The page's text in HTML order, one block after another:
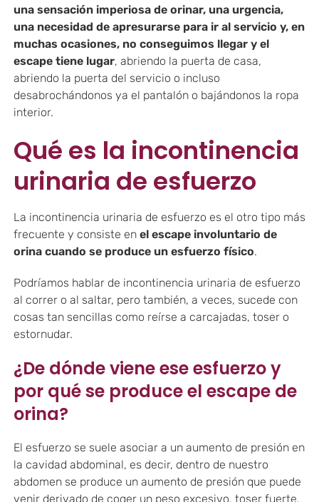
una sensación imperiosa de orinar, una urgencia,
una necesidad de apresurarse para ir al servicio y, en
muchas ocasiones, no conseguimos llegar y el
escape tiene lugar, abriendo la puerta de casa,
abriendo la puerta del servicio o incluso
desabrochándonos ya el pantalón o bajándonos la ropa
interior.
Qué es la incontinencia
urinaria de esfuerzo
La incontinencia urinaria de esfuerzo es el otro tipo más
frecuente y consiste en el escape involuntario de
orina cuando se produce un esfuerzo físico.
Podríamos hablar de incontinencia urinaria de esfuerzo
al correr o al saltar, pero también, a veces, sucede con
cosas tan sencillas como reírse a carcajadas, toser o
estornudar.
¿De dónde viene ese esfuerzo y
por qué se produce el escape de
orina?
El esfuerzo se suele asociar a un aumento de presión en
la cavidad abdominal, es decir, dentro de nuestro
abdomen se produce un aumento de presión que puede
venir derivado de coger un peso excesivo, toser fuerte,